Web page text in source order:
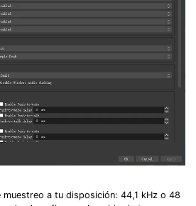
muestreo a tu disposición: 44,1 kHz o 48